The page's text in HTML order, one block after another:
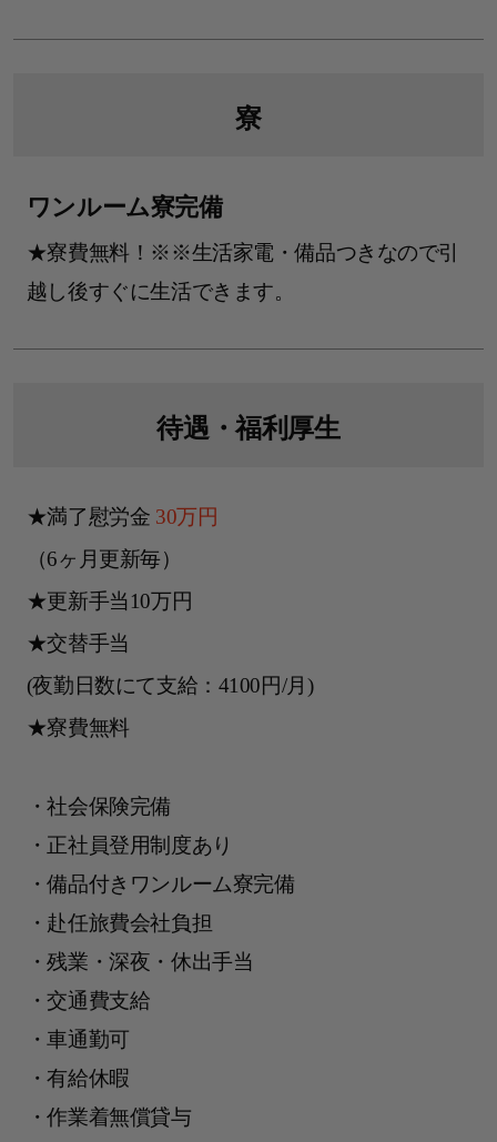
寮
ワンルーム寮完備
★寮費無料！※※生活家電・備品つきなので引
越し後すぐに生活できます。
待遇・福利厚生
★満了慰労金 30万円
（6ヶ月更新毎）
★更新手当10万円
★交替手当
(夜勤日数にて支給：4100円/月)
★寮費無料
・社会保険完備
・正社員登用制度あり
・備品付きワンルーム寮完備
・赴任旅費会社負担
・残業・深夜・休出手当
・交通費支給
・車通勤可
・有給休暇
・作業着無償貸与